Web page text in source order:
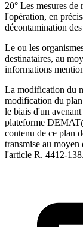
20° Les mesures
l'opération, en
décontamination
Le ou les
destinataires, au
informations
La modification du
modification du
le biais d'un
plateforme
contenu de ce plan
transmise au moyen
l'article R. 4412-138.